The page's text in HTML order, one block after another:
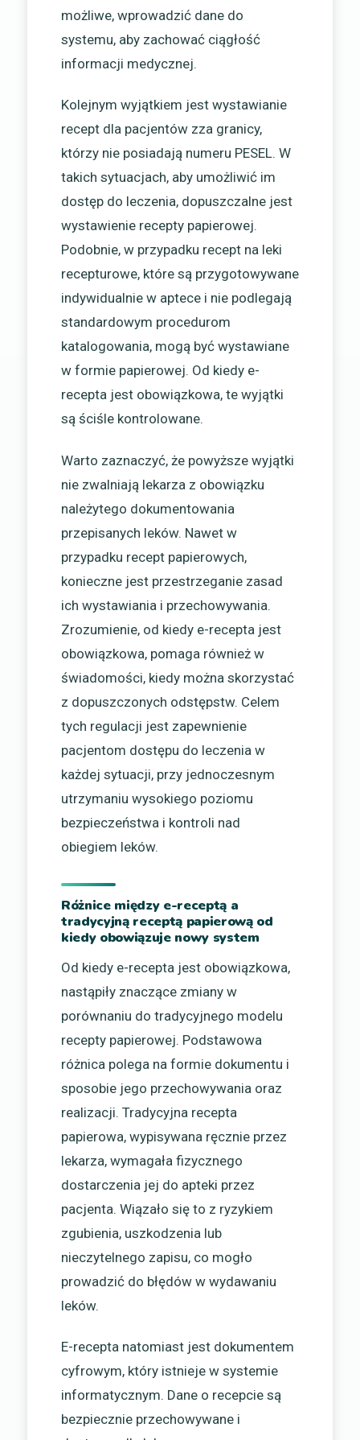
możliwe, wprowadzić dane do
systemu, aby zachować ciągłość
informacji medycznej.
Kolejnym wyjątkiem jest wystawianie
recept dla pacjentów zza granicy,
którzy nie posiadają numeru PESEL. W
takich sytuacjach, aby umożliwić im
dostęp do leczenia, dopuszczalne jest
wystawienie recepty papierowej.
Podobnie, w przypadku recept na leki
recepturowe, które są przygotowywane
indywidualnie w aptece i nie podlegają
standardowym procedurom
katalogowania, mogą być wystawiane
w formie papierowej. Od kiedy e-
recepta jest obowiązkowa, te wyjątki
są ściśle kontrolowane.
Warto zaznaczyć, że powyższe wyjątki
nie zwalniają lekarza z obowiązku
należytego dokumentowania
przepisanych leków. Nawet w
przypadku recept papierowych,
konieczne jest przestrzeganie zasad
ich wystawiania i przechowywania.
Zrozumienie, od kiedy e-recepta jest
obowiązkowa, pomaga również w
świadomości, kiedy można skorzystać
z dopuszczonych odstępstw. Celem
tych regulacji jest zapewnienie
pacjentom dostępu do leczenia w
każdej sytuacji, przy jednoczesnym
utrzymaniu wysokiego poziomu
bezpieczeństwa i kontroli nad
obiegiem leków.
Różnice między e-receptą a
tradycyjną receptą papierową od
kiedy obowiązuje nowy system
Od kiedy e-recepta jest obowiązkowa,
nastąpiły znaczące zmiany w
porównaniu do tradycyjnego modelu
recepty papierowej. Podstawowa
różnica polega na formie dokumentu i
sposobie jego przechowywania oraz
realizacji. Tradycyjna recepta
papierowa, wypisywana ręcznie przez
lekarza, wymagała fizycznego
dostarczenia jej do apteki przez
pacjenta. Wiązało się to z ryzykiem
zgubienia, uszkodzenia lub
nieczytelnego zapisu, co mogło
prowadzić do błędów w wydawaniu
leków.
E-recepta natomiast jest dokumentem
cyfrowym, który istnieje w systemie
informatycznym. Dane o recepcie są
bezpiecznie przechowywane i